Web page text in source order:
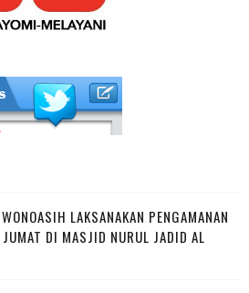
LAKSANAKAN PENGAMANAN
DI MASJID NURUL JADID AL